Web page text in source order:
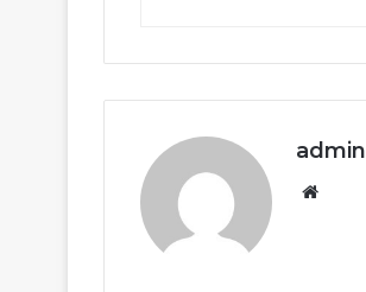
admin